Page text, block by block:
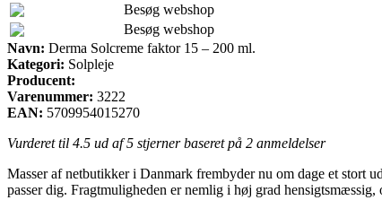
Besøg webshop
Besøg webshop
Navn: Derma Solcreme faktor 15 – 200 ml.
Kategori: Solpleje
Producent:
Varenummer: 3222
EAN: 5709954015270
Vurderet til 4.5 ud af 5 stjerner baseret på 2 anmeldelser
Masser af netbutikker i Danmark frembyder nu om dage et stort
passer dig. Fragtmuligheden er nemlig i høj grad